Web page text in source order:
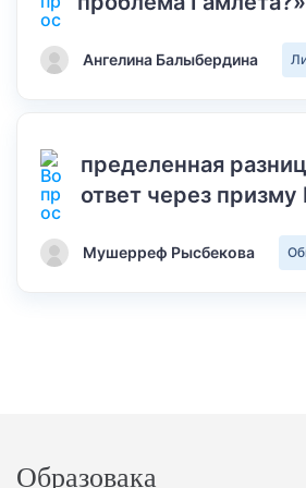
Ангелина Балыбердина
пределенная
ответ через
Мушерреф Рысбекова
Образовака